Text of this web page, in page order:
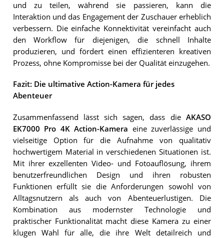
und zu teilen, während sie passieren, kann die
Interaktion und das Engagement der Zuschauer erheblich
verbessern. Die einfache Konnektivität vereinfacht auch
den Workflow für diejenigen, die schnell Inhalte
produzieren, und fördert einen effizienteren kreativen
Prozess, ohne Kompromisse bei der Qualität einzugehen.
Fazit: Die ultimative Action-Kamera für jedes
Abenteuer
Zusammenfassend lässt sich sagen, dass die AKASO
EK7000 Pro 4K Action-Kamera eine zuverlässige und
vielseitige Option für die Aufnahme von qualitativ
hochwertigem Material in verschiedenen Situationen ist.
Mit ihrer exzellenten Video- und Fotoauflösung, ihrem
benutzerfreundlichen Design und ihren robusten
Funktionen erfüllt sie die Anforderungen sowohl von
Alltagsnutzern als auch von Abenteuerlustigen. Die
Kombination aus modernster Technologie und
praktischer Funktionalität macht diese Kamera zu einer
klugen Wahl für alle, die ihre Welt detailreich und